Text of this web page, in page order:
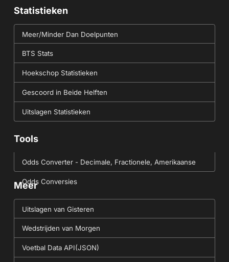
Statistieken
Meer/Minder Dan Doelpunten
BTS Stats
Hoekschop Statistieken
Gescoord in Beide Helften
Uitslagen Statistieken
Tools
Odds Converter - Decimale, Fractionele, Amerikaanse
Odds Conversies
Meer
Uitslagen van Gisteren
Wedstrijden van Morgen
Voetbal Data API(JSON)